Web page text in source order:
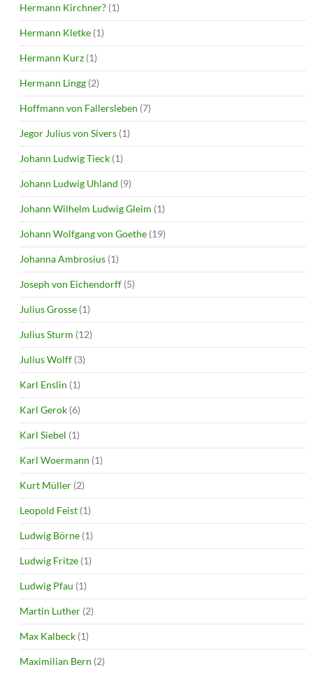
Hermann Kirchner? (1)
Hermann Kletke (1)
Hermann Kurz (1)
Hermann Lingg (2)
Hoffmann von Fallersleben (7)
Jegor Julius von Sivers (1)
Johann Ludwig Tieck (1)
Johann Ludwig Uhland (9)
Johann Wilhelm Ludwig Gleim (1)
Johann Wolfgang von Goethe (19)
Johanna Ambrosius (1)
Joseph von Eichendorff (5)
Julius Grosse (1)
Julius Sturm (12)
Julius Wolff (3)
Karl Enslin (1)
Karl Gerok (6)
Karl Siebel (1)
Karl Woermann (1)
Kurt Müller (2)
Leopold Feist (1)
Ludwig Börne (1)
Ludwig Fritze (1)
Ludwig Pfau (1)
Martin Luther (2)
Max Kalbeck (1)
Maximilian Bern (2)